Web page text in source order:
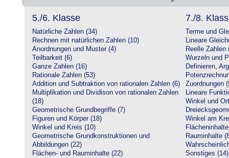
5./6. Klasse
Natürliche Zahlen (34)
Rechnen mit natürlichen Zahlen (10)
Anordnungen und Muster (4)
Teilbarkeit (6)
Ganze Zahlen (16)
Rationale Zahlen (53)
Addition und Subtraktion von rationalen Zahlen (6)
Multiplikation und Dividison von rationalen Zahlen
(18)
Geometrische Grundbegriffe (7)
Figuren und Körper (18)
Winkel und Kreis (10)
Geometrische Grundkonstruktionen und
Abbildungen (22)
Flächen- und Rauminhalte (22)
7./8.
Terme und
Lineare
Reelle Zahlen
Wurzeln und
Definieren,
Zuordnungen
Lineare
Winkel und
Winkel am
Rauminhalte
Sonstiges (14)